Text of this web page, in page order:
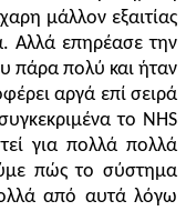
μάλλον εξαιτίας
Αλλά επηρέασε την
πάρα πολύ και ήταν
αργά επί σειρά
το NHS
για πολλά πολλά
πώς το σύστημα
από αυτά λόγω